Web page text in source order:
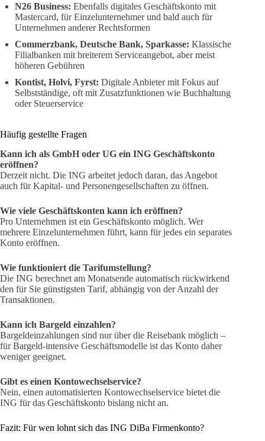
N26 Business: Ebenfalls digitales Geschäftskonto mit
Mastercard, für Einzelunternehmer und bald auch für
Unternehmen anderer Rechtsformen
Commerzbank, Deutsche Bank, Sparkasse: Klassische
Filialbanken mit breiterem Serviceangebot, aber meist
höheren Gebühren
Kontist, Holvi, Fyrst: Digitale Anbieter mit Fokus auf
Selbstständige, oft mit Zusatzfunktionen wie Buchhaltung
oder Steuerservice
Häufig gestellte Fragen
Kann ich als GmbH oder UG ein ING Geschäftskonto
eröffnen?
Derzeit nicht. Die ING arbeitet jedoch daran, das Angebot
auch für Kapital- und Personengesellschaften zu öffnen.
Wie viele Geschäftskonten kann ich eröffnen?
Pro Unternehmen ist ein Geschäftskonto möglich. Wer
mehrere Einzelunternehmen führt, kann für jedes ein separates
Konto eröffnen.
Wie funktioniert die Tarifumstellung?
Die ING berechnet am Monatsende automatisch rückwirkend
den für Sie günstigsten Tarif, abhängig von der Anzahl der
Transaktionen.
Kann ich Bargeld einzahlen?
Bargeldeinzahlungen sind nur über die Reisebank möglich –
für Bargeld-intensive Geschäftsmodelle ist das Konto daher
weniger geeignet.
Gibt es einen Kontowechselservice?
Nein, einen automatisierten Kontowechselservice bietet die
ING für das Geschäftskonto bislang nicht an.
Fazit: Für wen lohnt sich das ING DiBa Firmenkonto?